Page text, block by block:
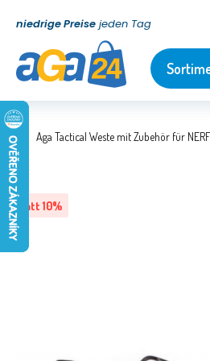
niedrige Preise jeden Tag
Aga Tactical Weste mit Zubehör für
Rabatt 10%